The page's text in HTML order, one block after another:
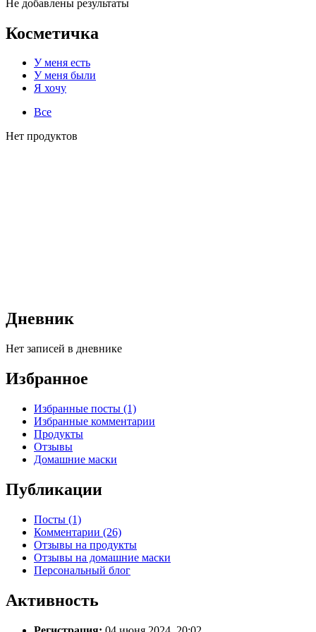
Не добавлены результаты
Косметичка
У меня есть
У меня были
Я хочу
Все
Нет продуктов
Дневник
Нет записей в дневнике
Избранное
Избранные посты (1)
Избранные комментарии
Продукты
Отзывы
Домашние маски
Публикации
Посты (1)
Комментарии (26)
Отзывы на продукты
Отзывы на домашние маски
Персональный блог
Активность